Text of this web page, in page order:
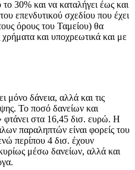
30% και να καταλήγει έως και
επενδυτικού σχεδίου που έχει
όρους του Ταμείου) θα
και υποχρεωτικά και με
μόνο δάνεια, αλλά και τις
Το ποσό δανείων και
στα 16,45 δισ. ευρώ. Η
παραληπτών είναι φορείς του
περίπου 4 δισ. έχουν
μέσω δανείων, αλλά και